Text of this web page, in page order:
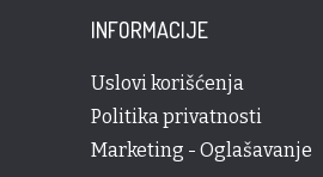
INFORMACIJE
Uslovi korišćenja
Politika privatnosti
Marketing - Oglašavanje